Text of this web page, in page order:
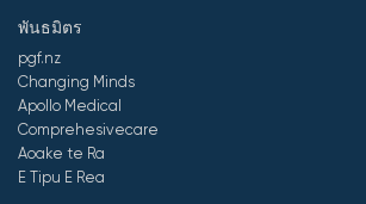
พันธมิตร
pgf.nz
Changing Minds
Apollo Medical
Comprehesivecare
Aoake te Ra
E Tipu E Rea